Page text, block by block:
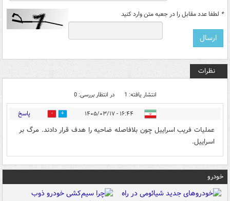
* لطفا عدد مقابل را در جعبه متن وارد کنید
نظرات
انتشار یافته: 1 در انتظار بررسی: 0
۱۶:۴۴ - ۱۴۰۵/۰۳/۱۷ 0 پاسخ
عملیات فریب اسراییل چون بلافاصله ضاحیه را هدف قرار دادند. مرگ بر
اسراییل.
خودرو